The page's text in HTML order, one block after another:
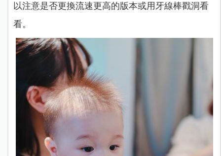
以注意是否更換流速更高的版本或用牙線棒戳洞看
看。